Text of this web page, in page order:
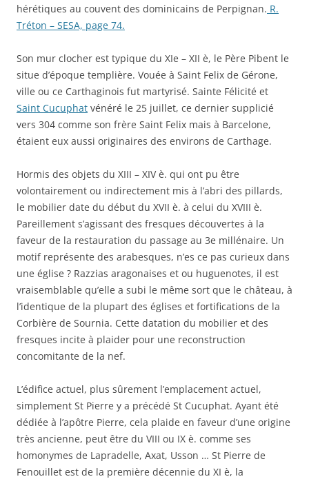
hérétiques au couvent des dominicains de Perpignan. R.
Tréton – SESA, page 74.
Son mur clocher est typique du XIe – XII è, le Père Pibent le
situe d’époque templière. Vouée à Saint Felix de Gérone,
ville ou ce Carthaginois fut martyrisé. Sainte Félicité et
Saint Cucuphat vénéré le 25 juillet, ce dernier supplicié
vers 304 comme son frère Saint Felix mais à Barcelone,
étaient eux aussi originaires des environs de Carthage.
Hormis des objets du XIII – XIV è. qui ont pu être
volontairement ou indirectement mis à l’abri des pillards,
le mobilier date du début du XVII è. à celui du XVIII è.
Pareillement s’agissant des fresques découvertes à la
faveur de la restauration du passage au 3e millénaire. Un
motif représente des arabesques, n’es ce pas curieux dans
une église ? Razzias aragonaises et ou huguenotes, il est
vraisemblable qu’elle a subi le même sort que le château, à
l’identique de la plupart des églises et fortifications de la
Corbière de Sournia. Cette datation du mobilier et des
fresques incite à plaider pour une reconstruction
concomitante de la nef.
L’édifice actuel, plus sûrement l’emplacement actuel,
simplement St Pierre y a précédé St Cucuphat. Ayant été
dédiée à l’apôtre Pierre, cela plaide en faveur d’une origine
très ancienne, peut être du VIII ou IX è. comme ses
homonymes de Lapradelle, Axat, Usson … St Pierre de
Fenouillet est de la première décennie du XI è, la